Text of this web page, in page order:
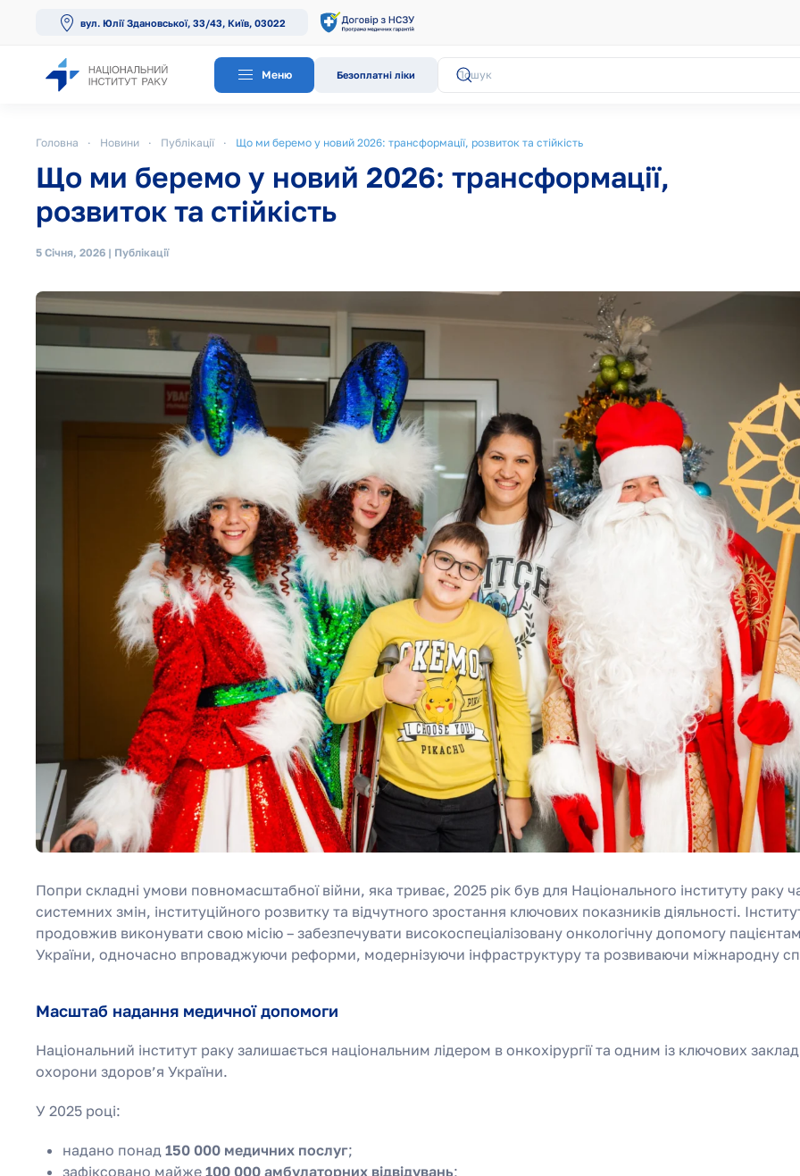
вул. Юлії Здановської, 33/43, Київ, 03022
Меню Безоплатні ліки
Головна Новини Публікації Що ми беремо у новий 2026: трансформації, розвиток та стійкість
Що ми беремо у новий 2026: трансформації,
розвиток та стійкість
5 Січня, 2026 | Публікації
Попри складні умови повномасштабної війни, яка триває, 2025 рік був для Національного інституту раку
системних змін, інституційного розвитку та відчутного зростання ключових показників діяльності.
продовжив виконувати свою місію – забезпечувати високоспеціалізовану онкологічну допомогу пацієнтам
України, одночасно впроваджуючи реформи, модернізуючи інфраструктуру та розвиваючи міжнародну
Масштаб надання медичної допомоги
Національний інститут раку залишається національним лідером в онкохірургії та одним із ключових
охорони здоров’я України.
У 2025 році:
надано понад 150 000 медичних послуг;
зафіксовано майже 100 000 амбулаторних відвідувань;